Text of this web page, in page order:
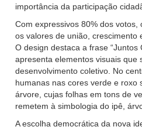
importância da participação
Com expressivos 80% dos
os valores de união, crescimento
O design destaca a frase “Juntos
apresenta elementos visuais que
desenvolvimento coletivo. No
humanas nas cores verde e roxo
árvore, cujas folhas em tons de
remetem à simbologia do ipê,
A escolha democrática da nova